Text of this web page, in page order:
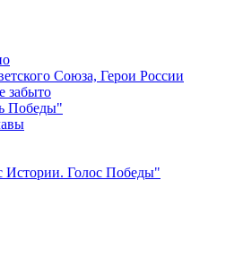
Союза, Герои России
забыто
Победы"
Истории. Голос Победы"